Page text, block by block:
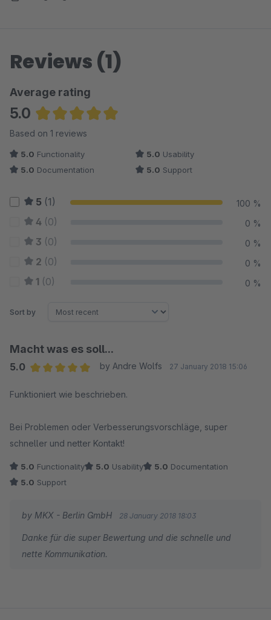
Reviews (1)
Average rating
5.0
Average rating of 5 out of 5 stars
Based on 1 reviews
5.0 Functionality 5.0 Usability
5.0 Documentation 5.0 Support
5 (1) 100 %
4 (0) 0 %
3 (0) 0 %
2 (0) 0 %
1 (0) 0 %
Sort by
Macht was es soll...
5.0
by Andre Wolfs 27 January 2018 15:06
Funktioniert wie beschrieben.
Bei Problemen oder Verbesserungsvorschläge, super
schneller und netter Kontakt!
5.0 Functionality 5.0 Usability 5.0 Documentation
5.0 Support
by MKX - Berlin GmbH 28 January 2018 18:03
Danke für die super Bewertung und die schnelle und
nette Kommunikation.